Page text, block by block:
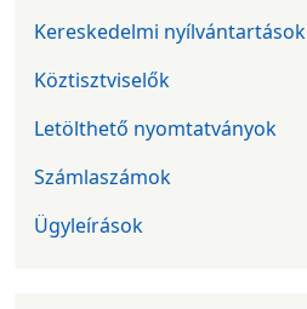
Kereskedelmi nyílvántartások
Köztisztviselők
Letölthető nyomtatványok
Számlaszámok
Ügyleírások